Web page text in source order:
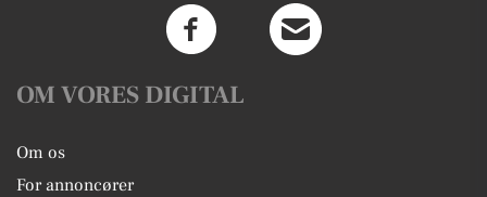
OM VORES DIGITAL
Om os
For annoncører